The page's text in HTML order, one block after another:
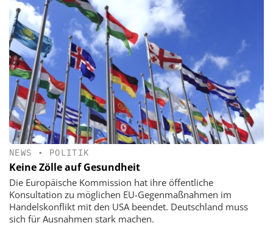
NEWS • POLITIK
Keine Zölle auf Gesundheit
Die Europäische Kommission hat ihre öffentliche
Konsultation zu möglichen EU-Gegenmaßnahmen im
Handelskonflikt mit den USA beendet. Deutschland muss
sich für Ausnahmen stark machen.